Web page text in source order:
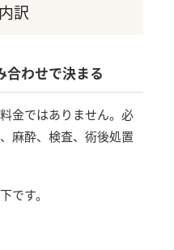
訳
合わせで決まる
金ではありません。必
麻酔、検査、術後処置
です。